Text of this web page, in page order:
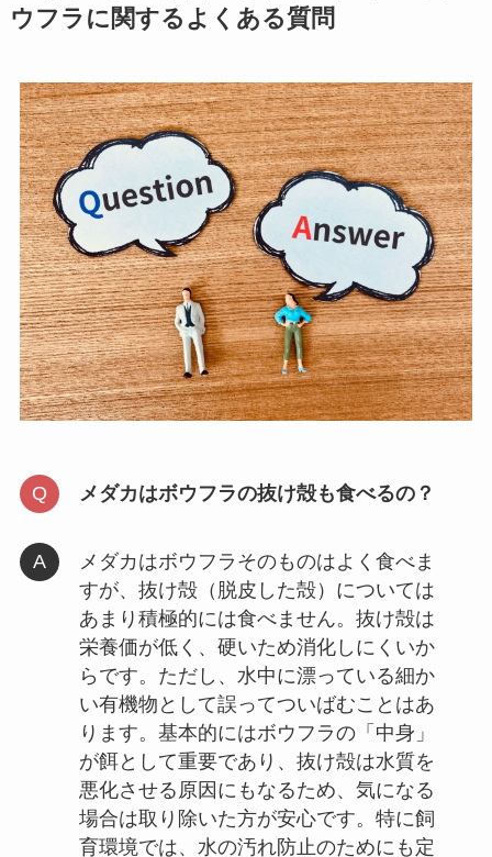
ウフラに関するよくある質問
メダカはボウフラの抜け殻も食べるの？
メダカはボウフラそのものはよく食べま
すが、抜け殻（脱皮した殻）については
あまり積極的には食べません。抜け殻は
栄養価が低く、硬いため消化しにくいか
らです。ただし、水中に漂っている細か
い有機物として誤ってついばむことはあ
ります。基本的にはボウフラの「中身」
が餌として重要であり、抜け殻は水質を
悪化させる原因にもなるため、気になる
場合は取り除いた方が安心です。特に飼
育環境では、水の汚れ防止のためにも定